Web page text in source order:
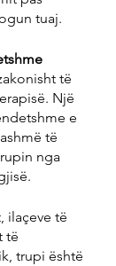
tuaj.
të
Një
e
të
nga
ilaçeve të
të
trupi është